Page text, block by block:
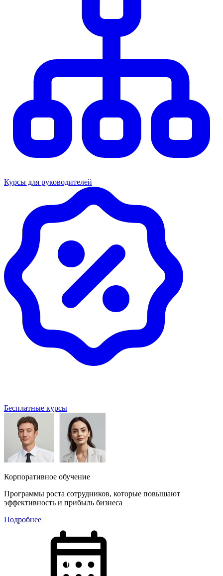
Курсы для руководителей
Бесплатные курсы
Корпоративное обучение
Программы роста сотрудников, которые повышают
эффективность и прибыль бизнеса
Подробнее